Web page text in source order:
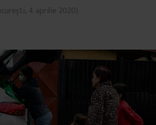
4 aprilie 2020)